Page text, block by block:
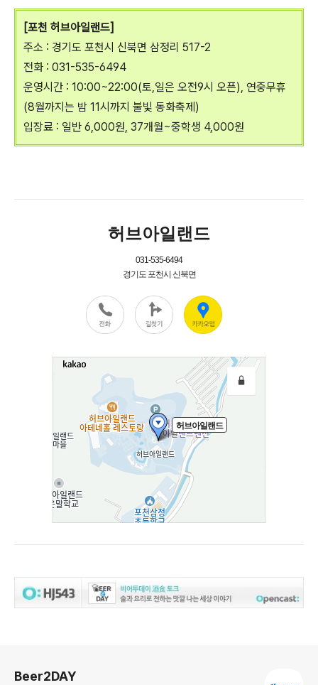
[포천 허브아일랜드]
주소 : 경기도 포천시 신북면 삼정리 517-2
전화 : 031-535-6494
운영시간 : 10:00~22:00(토,일은 오전9시 오픈), 연중무휴
(8월까지는 밤 11시까지 불빛 동화축제)
입장료 : 일반 6,000원, 37개월~중학생 4,000원
Beer2DAY